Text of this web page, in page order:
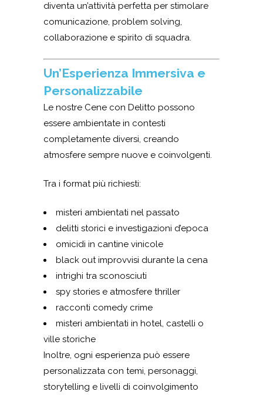
diventa un’attività perfetta per stimolare
comunicazione, problem solving,
collaborazione e spirito di squadra.
Un’Esperienza Immersiva e
Personalizzabile
Le nostre Cene con Delitto possono
essere ambientate in contesti
completamente diversi, creando
atmosfere sempre nuove e coinvolgenti.
Tra i format più richiesti:
misteri ambientati nel passato
delitti storici e investigazioni d’epoca
omicidi in cantine vinicole
black out improvvisi durante la cena
intrighi tra sconosciuti
spy stories e atmosfere thriller
racconti comedy crime
misteri ambientati in hotel, castelli o
ville storiche
Inoltre, ogni esperienza può essere
personalizzata con temi, personaggi,
storytelling e livelli di coinvolgimento